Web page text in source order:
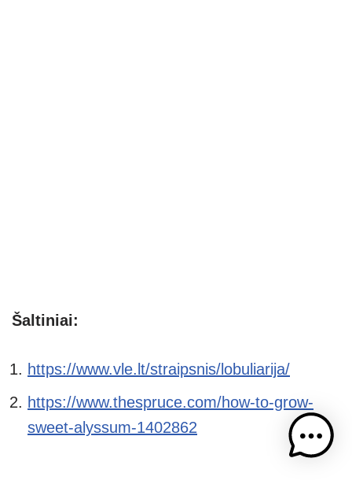
Šaltiniai:
https://www.vle.lt/straipsnis/lobuliarija/
https://www.thespruce.com/how-to-grow-
sweet-alyssum-1402862